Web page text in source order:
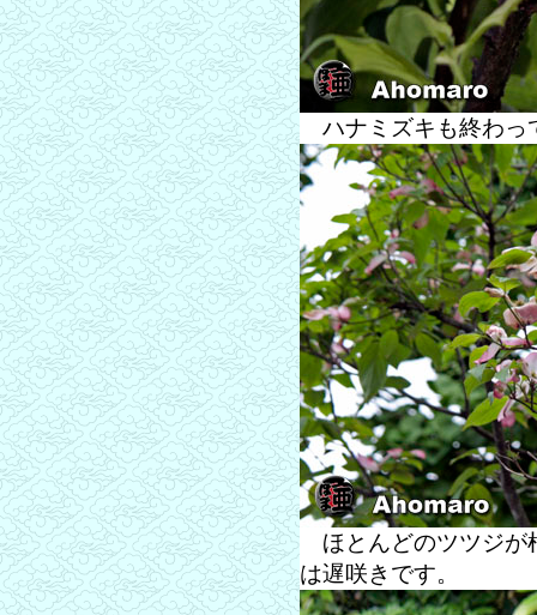
ハナミズキも終わっ
ほとんどのツツジが
は遅咲きです。